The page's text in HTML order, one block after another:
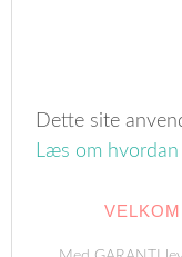
Dette site
Læs om